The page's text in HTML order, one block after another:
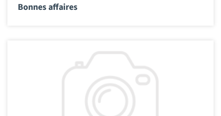
Bonnes affaires